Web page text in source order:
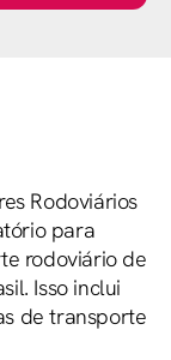
Rodoviários
para
rodoviário de
Isso inclui
de transporte